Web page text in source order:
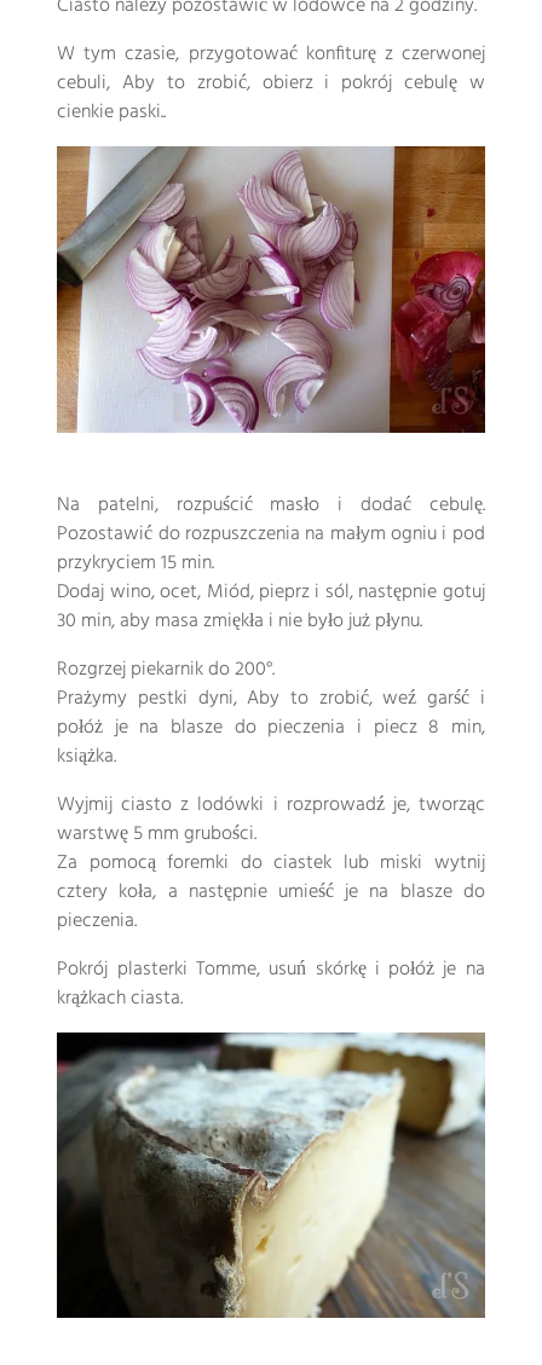
Ciasto należy pozostawić w lodówce na 2 godziny.
W tym czasie, przygotować konfiturę z czerwonej
cebuli, Aby to zrobić, obierz i pokrój cebulę w
cienkie paski..
Na patelni, rozpuścić masło i dodać cebulę.
Pozostawić do rozpuszczenia na małym ogniu i pod
przykryciem 15 min.
Dodaj wino, ocet, Miód, pieprz i sól, następnie gotuj
30 min, aby masa zmiękła i nie było już płynu.
Rozgrzej piekarnik do 200°.
Prażymy pestki dyni, Aby to zrobić, weź garść i
połóż je na blasze do pieczenia i piecz 8 min,
książka.
Wyjmij ciasto z lodówki i rozprowadź je, tworząc
warstwę 5 mm grubości.
Za pomocą foremki do ciastek lub miski wytnij
cztery koła, a następnie umieść je na blasze do
pieczenia.
Pokrój plasterki Tomme, usuń skórkę i połóż je na
krążkach ciasta.